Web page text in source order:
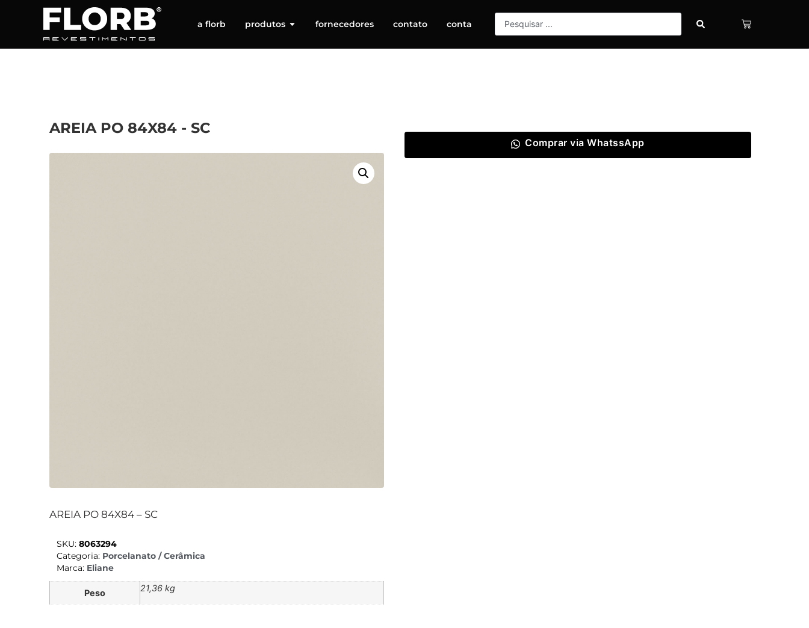
a florb produtos fornecedores contato conta
AREIA PO 84X84 - SC
AREIA PO 84X84 – SC
SKU: 8063294
Categoria: Porcelanato / Cerâmica
Marca: Eliane
Peso 21,36 kg
Comprar via WhatssApp